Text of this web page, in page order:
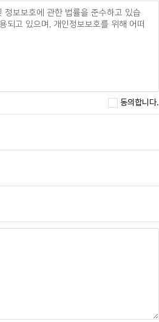
정보보호에 관한 법률을 준수하고 있습
되고 있으며, 개인정보보호를 위해 어떠
후에도 문의내용 및 답변은 이용목적
동의합니다.